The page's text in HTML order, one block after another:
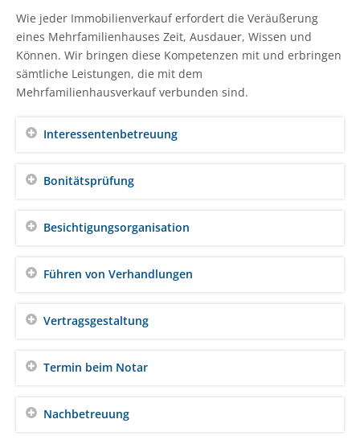
Wie jeder Immobilienverkauf erfordert die Veräußerung
eines Mehrfamilienhauses Zeit, Ausdauer, Wissen und
Können. Wir bringen diese Kompetenzen mit und erbringen
sämtliche Leistungen, die mit dem
Mehrfamilienhausverkauf verbunden sind.
Interessentenbetreuung
Bonitätsprüfung
Besichtigungsorganisation
Führen von Verhandlungen
Vertragsgestaltung
Termin beim Notar
Nachbetreuung